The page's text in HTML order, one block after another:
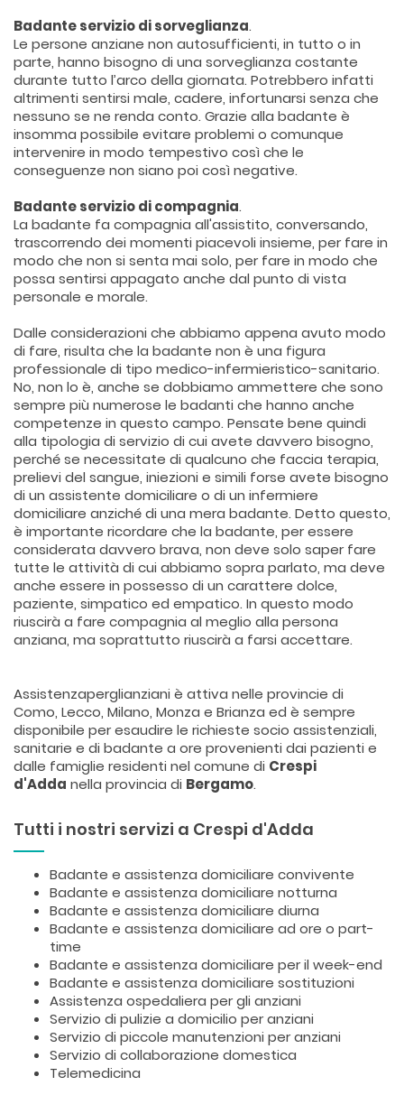
Badante servizio di sorveglianza.
Le persone anziane non autosufficienti, in tutto o in
parte, hanno bisogno di una sorveglianza costante
durante tutto l’arco della giornata. Potrebbero infatti
altrimenti sentirsi male, cadere, infortunarsi senza che
nessuno se ne renda conto. Grazie alla badante è
insomma possibile evitare problemi o comunque
intervenire in modo tempestivo così che le
conseguenze non siano poi così negative.
Badante servizio di compagnia.
La badante fa compagnia all'assistito, conversando,
trascorrendo dei momenti piacevoli insieme, per fare in
modo che non si senta mai solo, per fare in modo che
possa sentirsi appagato anche dal punto di vista
personale e morale.
Dalle considerazioni che abbiamo appena avuto modo
di fare, risulta che la badante non è una figura
professionale di tipo medico-infermieristico-sanitario.
No, non lo è, anche se dobbiamo ammettere che sono
sempre più numerose le badanti che hanno anche
competenze in questo campo. Pensate bene quindi
alla tipologia di servizio di cui avete davvero bisogno,
perché se necessitate di qualcuno che faccia terapia,
prelievi del sangue, iniezioni e simili forse avete bisogno
di un assistente domiciliare o di un infermiere
domiciliare anziché di una mera badante. Detto questo,
è importante ricordare che la badante, per essere
considerata davvero brava, non deve solo saper fare
tutte le attività di cui abbiamo sopra parlato, ma deve
anche essere in possesso di un carattere dolce,
paziente, simpatico ed empatico. In questo modo
riuscirà a fare compagnia al meglio alla persona
anziana, ma soprattutto riuscirà a farsi accettare.
Assistenzaperglianziani è attiva nelle provincie di
Como, Lecco, Milano, Monza e Brianza ed è sempre
disponibile per esaudire le richieste socio assistenziali,
sanitarie e di badante a ore provenienti dai pazienti e
dalle famiglie residenti nel comune di Crespi
d'Adda nella provincia di Bergamo.
Tutti i nostri servizi a Crespi d'Adda
Badante e assistenza domiciliare convivente
Badante e assistenza domiciliare notturna
Badante e assistenza domiciliare diurna
Badante e assistenza domiciliare ad ore o part-
time
Badante e assistenza domiciliare per il week-end
Badante e assistenza domiciliare sostituzioni
Assistenza ospedaliera per gli anziani
Servizio di pulizie a domicilio per anziani
Servizio di piccole manutenzioni per anziani
Servizio di collaborazione domestica
Telemedicina